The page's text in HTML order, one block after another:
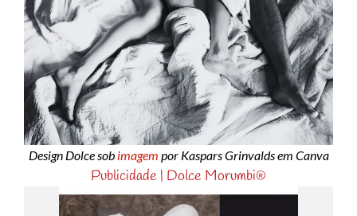
Design Dolce sob imagem por Kaspars Grinvalds em Canva
Publicidade | Dolce Morumbi®